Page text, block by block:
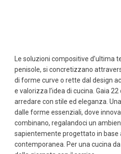
Le soluzioni compositive d’ultima
penisole, si concretizzano
di forme curve o rette dal design
e valorizza l’idea di cucina. Gaia
arredare con stile ed eleganza.
dalle forme essenziali, dove
combinano, regalandoci un
sapientemente progettato in base
contemporanea. Per una cucina